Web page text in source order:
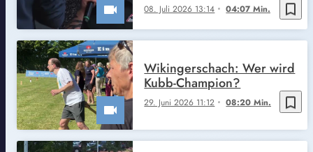
bookmark_border
08. Juli 2026 13:14 04:07 Min.
bookmark_border
29. Juni 2026 11:12 08:20 Min.
Wikingerschach: Wer wird
Kubb-Champion?